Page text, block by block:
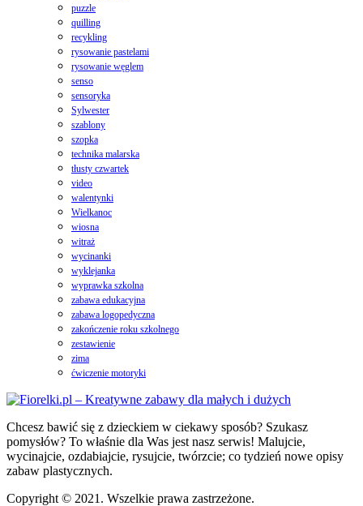
puzzle
quilling
recykling
rysowanie pastelami
rysowanie węglem
senso
sensoryka
Sylwester
szablony
szopka
technika malarska
tłusty czwartek
video
walentynki
Wielkanoc
wiosna
witraż
wycinanki
wyklejanka
wyprawka szkolna
zabawa edukacyjna
zabawa logopedyczna
zakończenie roku szkolnego
zestawienie
zima
ćwiczenie motoryki
Chcesz bawić się z dzieckiem w ciekawy sposób? Szukasz
pomysłów? To właśnie dla Was jest nasz serwis! Malujcie,
wycinajcie, ozdabiajcie, rysujcie, twórzcie; co tydzień nowe opisy
zabaw plastycznych.
Copyright © 2021. Wszelkie prawa zastrzeżone.